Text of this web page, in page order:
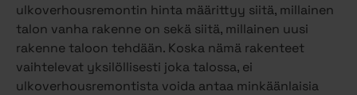
ulkoverhousremontin hinta määrittyy siitä, millainen
talon vanha rakenne on sekä siitä, millainen uusi
rakenne taloon tehdään. Koska nämä rakenteet
vaihtelevat yksilöllisesti joka talossa, ei
ulkoverhousremontista voida antaa minkäänlaisia